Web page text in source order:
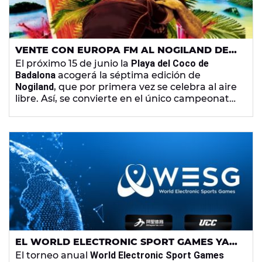
VENTE CON EUROPA FM AL NOGILAND DE
BADALONA, EL MAYOR CAMPEONATO DE
BRAZILIAN JIU JITSU AL AIRE LIBRE
El próximo 15 de junio la Playa del Coco de
Badalona acogerá la séptima edición de
Nogiland, que por primera vez se celebra al aire
libre. Así, se convierte en el único campeonato
accesible a todo el mundo con el objetivo de
acercar este deporte al máximo número de
personas posible.
EL WORLD ELECTRONIC SPORT GAMES YA
HA ESTABLECIDO LOS GRUPOS DE
El torneo anual World Electronic Sport Games